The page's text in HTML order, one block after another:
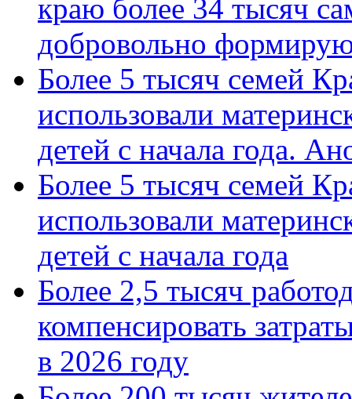
краю более 34 тысяч
добровольно
Более 5 тысяч семей
использовали
детей с начала года.
Более 5 тысяч семей
использовали
детей с начала года
Более 2,5 тысяч
компенсировать
в 2026 году